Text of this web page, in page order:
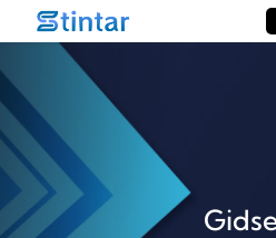
put google tag in file